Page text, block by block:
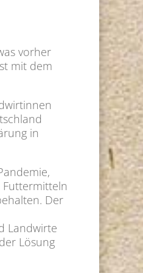
vorher
mit dem
in
Futtermitteln
Der
Landwirte
Lösung